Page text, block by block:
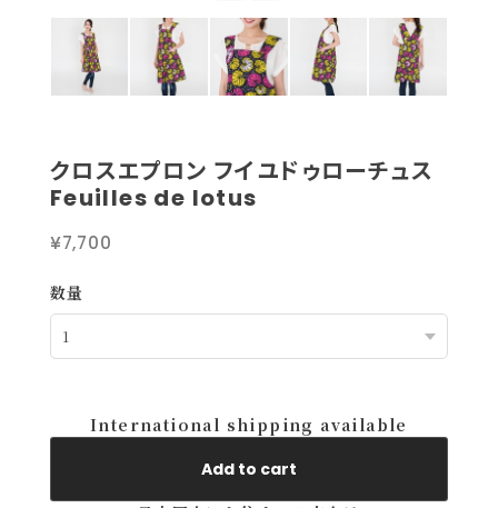
クロスエプロン フイユドゥローチュス
Feuilles de lotus
¥7,700
数量
International shipping available
Add to cart